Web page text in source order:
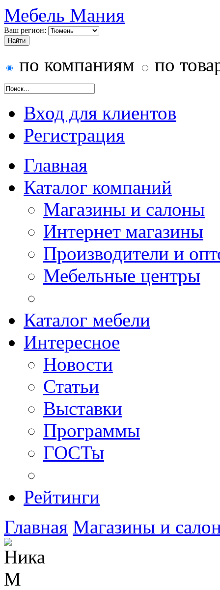
Мебель Мания
Ваш регион:
по компаниям по
Вход для клиентов
Регистрация
Главная
Каталог компаний
Магазины и салоны
Интернет магазины
Производители и
Мебельные центры
Каталог мебели
Интересное
Новости
Статьи
Выставки
Программы
ГОСТы
Рейтинги
Главная Магазины и